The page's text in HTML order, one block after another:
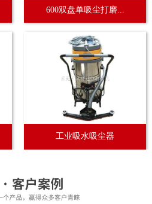
600双盘单吸尘打磨...
工业吸水吸尘器